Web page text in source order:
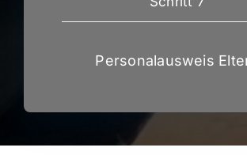
Personalausweis